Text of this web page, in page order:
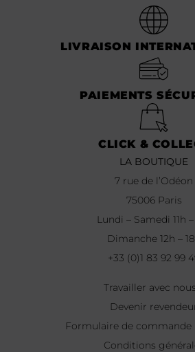
LIVRAISON
PAIEMENTS
CLICK &
LA BOUTIQUE
7 rue de l’Odéon
75006 Paris
Lundi – Samedi 11h –
Dimanche 12h –
+33 (0)1 83 92 99
Travailler avec
Devenir
Formulaire de commande
Conditions